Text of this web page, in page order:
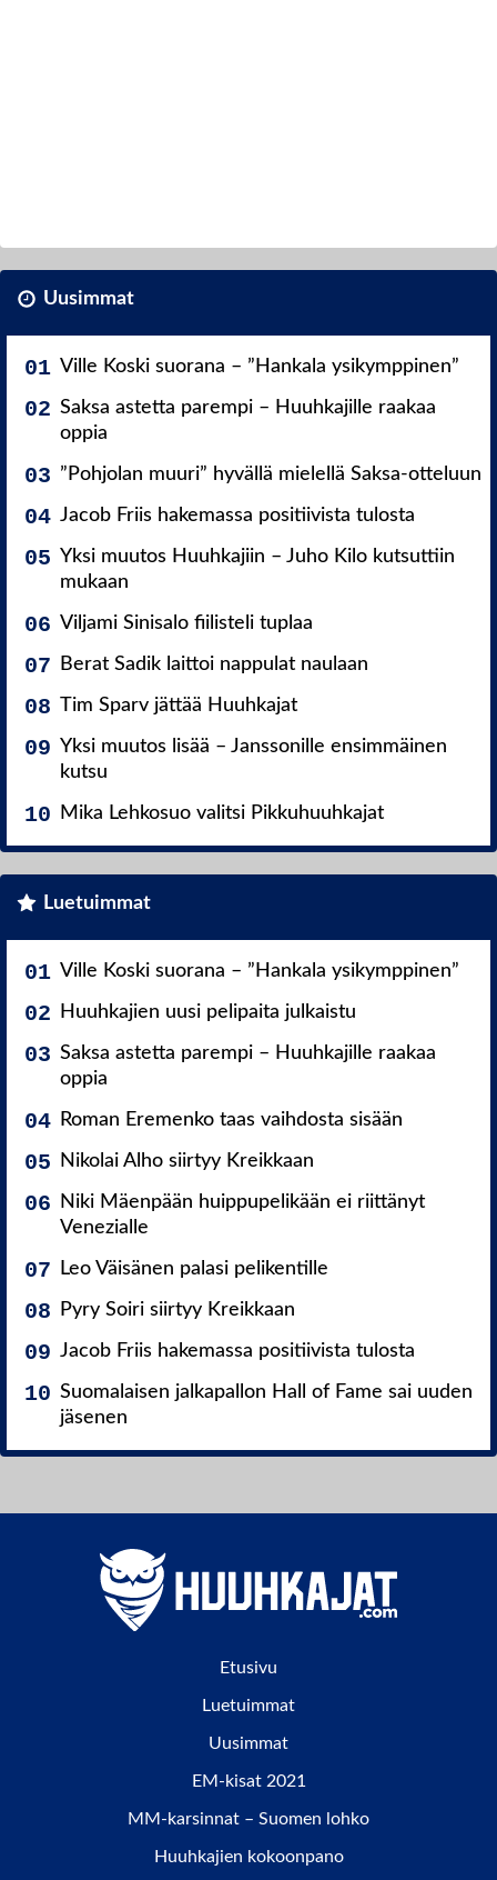
Uusimmat
Ville Koski suorana – ”Hankala ysikymppinen”
Saksa astetta parempi – Huuhkajille raakaa
oppia
”Pohjolan muuri” hyvällä mielellä Saksa-otteluun
Jacob Friis hakemassa positiivista tulosta
Yksi muutos Huuhkajiin – Juho Kilo kutsuttiin
mukaan
Viljami Sinisalo fiilisteli tuplaa
Berat Sadik laittoi nappulat naulaan
Tim Sparv jättää Huuhkajat
Yksi muutos lisää – Janssonille ensimmäinen
kutsu
Mika Lehkosuo valitsi Pikkuhuuhkajat
Luetuimmat
Ville Koski suorana – ”Hankala ysikymppinen”
Huuhkajien uusi pelipaita julkaistu
Saksa astetta parempi – Huuhkajille raakaa
oppia
Roman Eremenko taas vaihdosta sisään
Nikolai Alho siirtyy Kreikkaan
Niki Mäenpään huippupelikään ei riittänyt
Venezialle
Leo Väisänen palasi pelikentille
Pyry Soiri siirtyy Kreikkaan
Jacob Friis hakemassa positiivista tulosta
Suomalaisen jalkapallon Hall of Fame sai uuden
jäsenen
Etusivu
Luetuimmat
Uusimmat
EM-kisat 2021
MM-karsinnat – Suomen lohko
Huuhkajien kokoonpano